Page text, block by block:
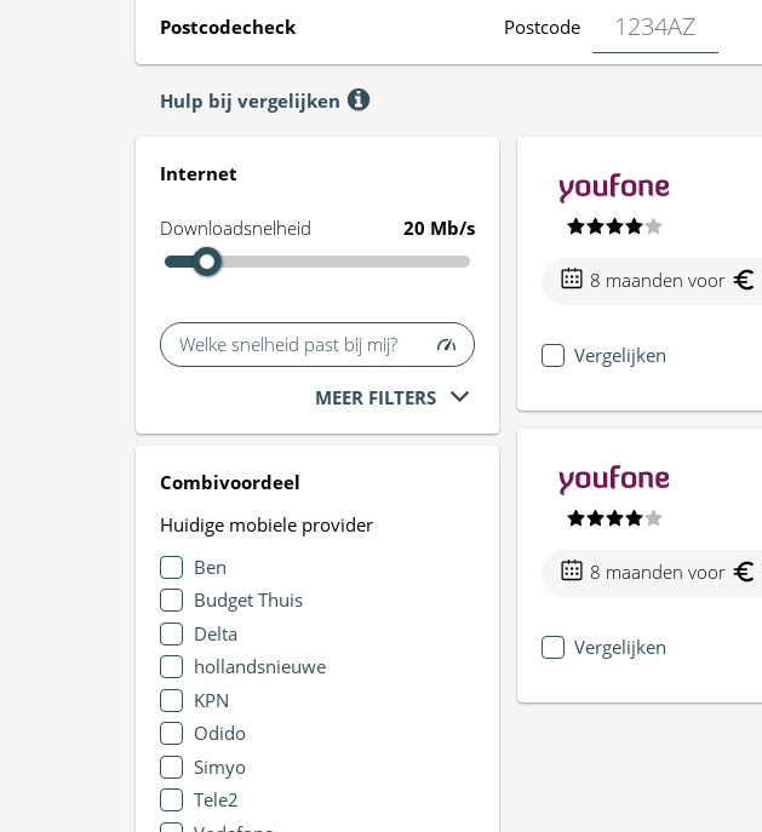
Postcodecheck Postcode
Hulp bij vergelijken
Internet
Downloadsnelheid 20 Mb/s
Welke snelheid past bij mij?
MEER FILTERS
Combivoordeel
Huidige mobiele provider
Ben
Budget Thuis
Delta
hollandsnieuwe
KPN
Odido
Simyo
Tele2
8 maanden voor
Vergelijken
8 maanden voor
Vergelijken